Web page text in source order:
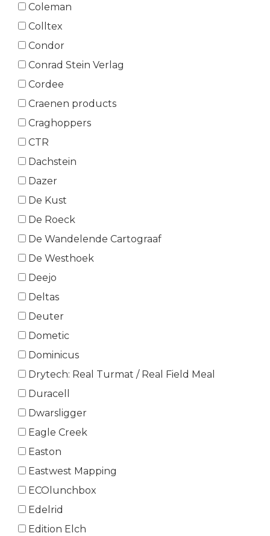
Coleman
Colltex
Condor
Conrad Stein Verlag
Cordee
Craenen products
Craghoppers
CTR
Dachstein
Dazer
De Kust
De Roeck
De Wandelende Cartograaf
De Westhoek
Deejo
Deltas
Deuter
Dometic
Dominicus
Drytech: Real Turmat / Real Field Meal
Duracell
Dwarsligger
Eagle Creek
Easton
Eastwest Mapping
ECOlunchbox
Edelrid
Edition Elch